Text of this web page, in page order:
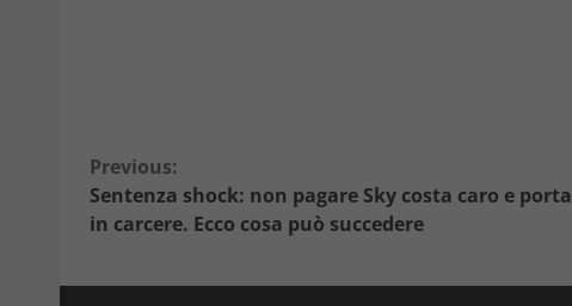
Continue
Reading
Previous:
Sentenza shock: non pagare Sky costa caro e porta
in carcere. Ecco cosa può succedere